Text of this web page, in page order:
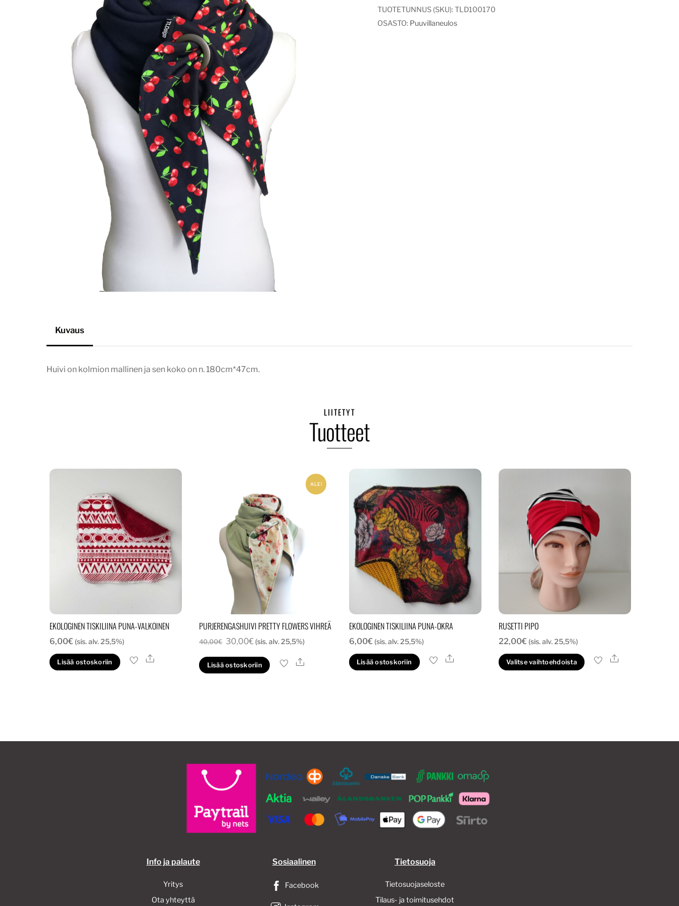
TUOTETUNNUS (SKU):TLD100170
OSASTO: Puuvillaneulos
Kuvaus
Huivi on kolmion mallinen ja sen koko on n. 180cm*47cm.
LIITETYT
Tuotteet
EKOLOGINEN TISKILIINA PUNA-VALKOINEN
6,00€ (sis. alv. 25,5%)
Lisää ostoskoriin Ale
ALE!
PURJERENGASHUIVI PRETTY FLOWERS VIHREÄ
40,00€ Alkuperäinen
oli:
30,00€Nykyinen
on:
(sis. alv. 25,5%)
Lisää ostoskoriin Ale
EKOLOGINEN TISKILIINA PUNA-OKRA
6,00€ (sis. alv. 25,5%)
Lisää ostoskoriin Ale
RUSETTI PIPO
22,00€ (sis. alv. 25,5%)
Valitse vaihtoehdoista
Tällä
tehdä
Ale
Info ja palaute
Yritys
Ota yhteyttä
Sosiaalinen
Facebook
Tietosuoja
Tietosuojaseloste
Tilaus- ja toimitusehdot